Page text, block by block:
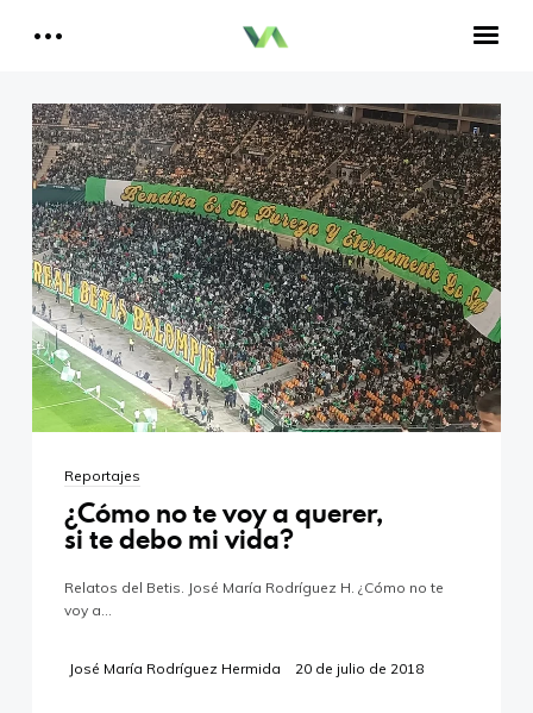
Reportajes
¿Cómo no te voy a querer,
si te debo mi vida?
Relatos del Betis. José María Rodríguez H. ¿Cómo no te
voy a…
José María Rodríguez Hermida 20 de julio de 2018
Historia del Betis
Crónicas Betis
Análisis Betis
Quiénes Somos
Contactar
Reproductor
de
vídeo
00:00 01:51
Aitor, un bético en CataluñaReproductor
de
audio
empresa Babieca Creative Site S.L.